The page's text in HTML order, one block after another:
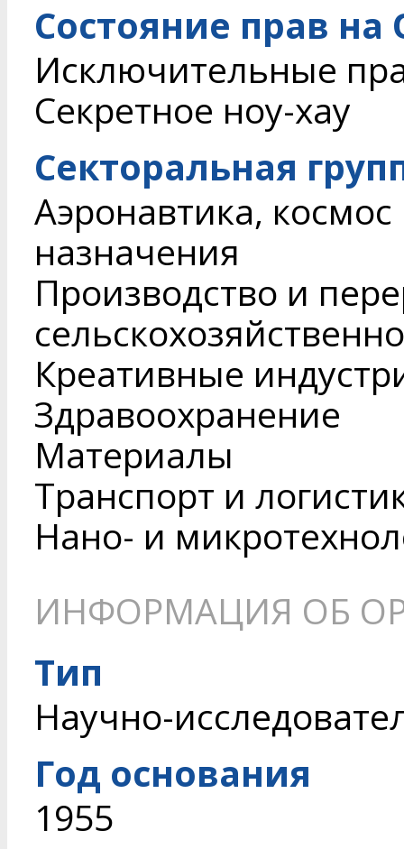
Состояние прав на
Исключительные
Секретное ноу-хау
Секторальная
Аэронавтика,
назначения
Производство и
Креативные
Здравоохранение
Материалы
Транспорт и
Нано- и
ИНФОРМАЦИЯ ОБ
Тип
Научно-
Год основания
1955